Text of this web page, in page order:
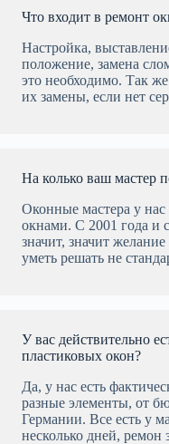
Что входит в ремонт
Настройка,
положение, замена
это необходимо. Так
их замены, если нет
На колько ваш мастер
Оконные мастера у
окнами. С 2001 года и
значит, значит
уметь решать не
У вас действительно
пластиковых окон?
Да, у нас есть
разные элементы, от
Германии. Все есть у
несколько дней, ремон